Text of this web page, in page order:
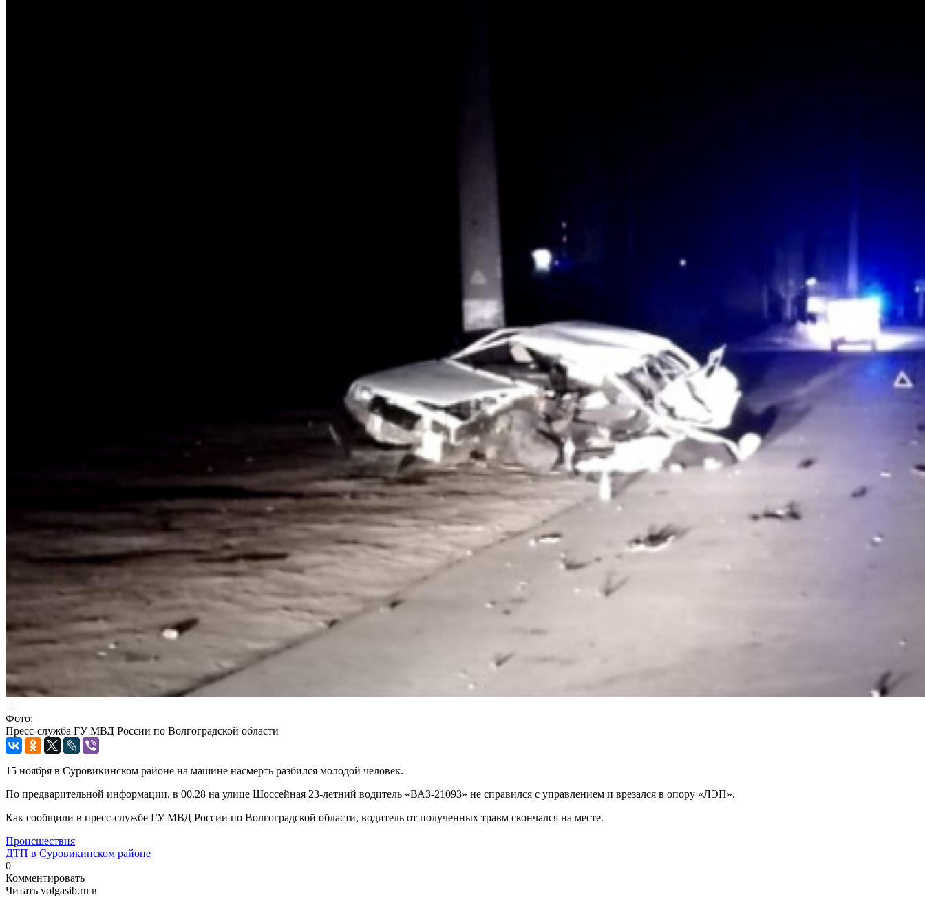
Фото:
Пресс-служба ГУ МВД России по Волгоградской области
15 ноября в Суровикинском районе на машине насмерть разбился молодой человек.
По предварительной информации, в 00.28 на улице Шоссейная 23-летний водитель «ВАЗ-21093» не справился с управлением и врезался в опору «ЛЭП».
Как сообщили в пресс-службе ГУ МВД России по Волгоградской области, водитель от полученных травм скончался на месте.
Происшествия
ДТП в Суровикинском районе
0
Комментировать
Читать volgasib.ru в